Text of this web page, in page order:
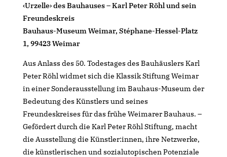
‹Urzelle› des Bauhauses – Karl Peter Röhl und sein
Freundeskreis
Bauhaus-Museum Weimar, Stéphane-Hessel-Platz
1, 99423 Weimar
Aus Anlass des 50. Todestages des Bauhäuslers Karl
Peter Röhl widmet sich die Klassik Stiftung Weimar
in einer Sonderausstellung im Bauhaus-Museum der
Bedeutung des Künstlers und seines
Freundeskreises für das frühe Weimarer Bauhaus. –
Gefördert durch die Karl Peter Röhl Stiftung, macht
die Ausstellung die Künstler:innen, ihre Netzwerke,
die künstlerischen und sozialutopischen Potenziale